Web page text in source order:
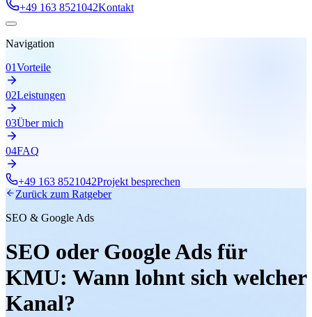
+49 163 8521042Kontakt
Navigation
01Vorteile
02Leistungen
03Über mich
04FAQ
+49 163 8521042Projekt besprechen
Zurück zum Ratgeber
SEO & Google Ads
SEO oder Google Ads für
KMU: Wann lohnt sich welcher
Kanal?